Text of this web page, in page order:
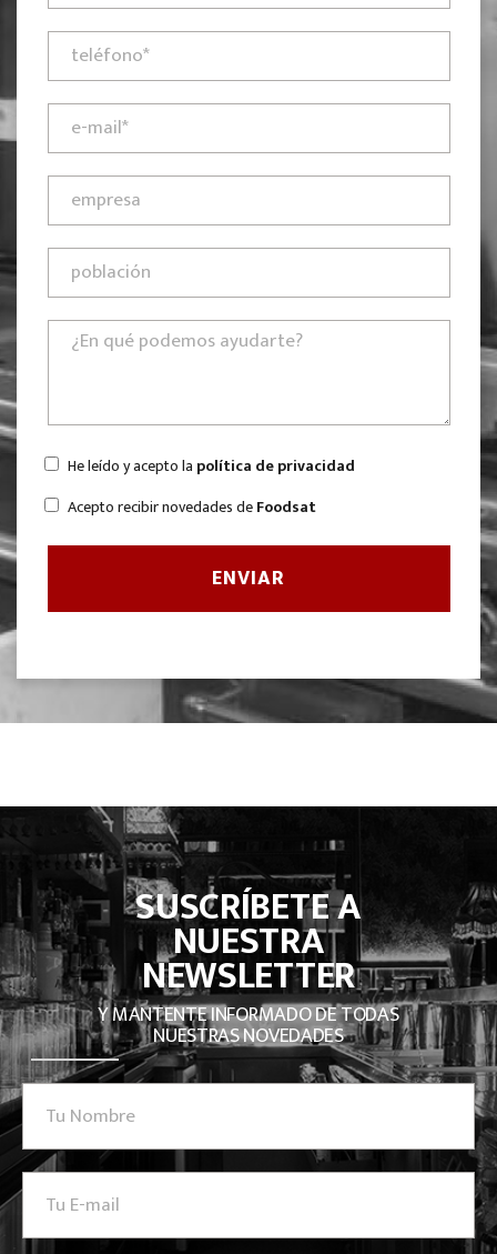
He leído y acepto la política de privacidad
Acepto recibir novedades deFoodsat
SUSCRÍBETE A
NUESTRA
NEWSLETTER
Y MANTENTE INFORMADO DE TODAS
NUESTRAS NOVEDADES